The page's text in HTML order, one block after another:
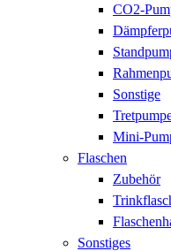
CO2-
Sonstige
Mini-
Flaschen
Zubehör
Sonstiges